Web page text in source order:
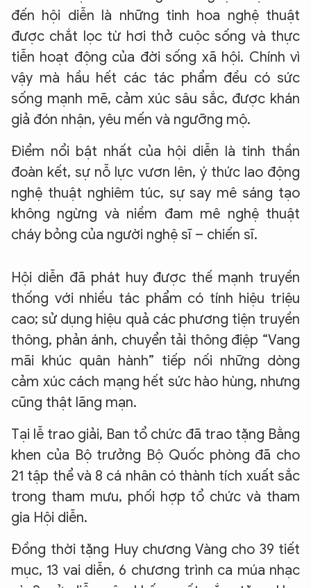
đến hội diễn là những tinh hoa nghệ thuật
được chắt lọc từ hơi thở cuộc sống và thực
tiễn hoạt động của đời sống xã hội. Chính vì
vậy mà hầu hết các tác phẩm đều có sức
sống mạnh mẽ, cảm xúc sâu sắc, được khán
giả đón nhận, yêu mến và ngưỡng mộ.
Điểm nổi bật nhất của hội diễn là tinh thần
đoàn kết, sự nỗ lực vươn lên, ý thức lao động
nghệ thuật nghiêm túc, sự say mê sáng tạo
không ngừng và niềm đam mê nghệ thuật
cháy bỏng của người nghệ sĩ – chiến sĩ.
Hội diễn đã phát huy được thế mạnh truyền
thống với nhiều tác phẩm có tính hiệu triệu
cao; sử dụng hiệu quả các phương tiện truyền
thông, phản ánh, chuyển tải thông điệp “Vang
mãi khúc quân hành” tiếp nối những dòng
cảm xúc cách mạng hết sức hào hùng, nhưng
cũng thật lãng mạn.
Tại lễ trao giải, Ban tổ chức đã trao tặng Bằng
khen của Bộ trưởng Bộ Quốc phòng đã cho
21 tập thể và 8 cá nhân có thành tích xuất sắc
trong tham mưu, phối hợp tổ chức và tham
gia Hội diễn.
Đồng thời tặng Huy chương Vàng cho 39 tiết
mục, 13 vai diễn, 6 chương trình ca múa nhạc